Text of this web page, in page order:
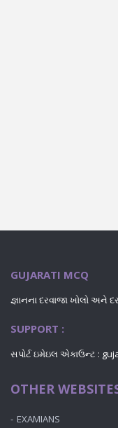
GUJARATI MCQ
જ્ઞાનના દરવાજા ખોલો અને
SUPPORT :
સપોર્ટ ઇમેઇલ એકાઉન્ટ :
OTHER
EXAMIANS